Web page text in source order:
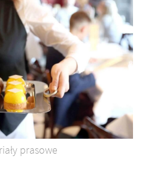
prasowe